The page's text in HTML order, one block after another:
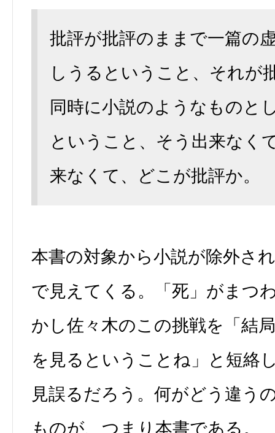
批評が批評のままで一篇の
しうるということ、それが
同時に小説のようなものと
ということ、そう出来なく
来なくて、どこが批評か。
本書の対象から小説が除外さ
で見えてくる。「死」がまつ
かし佐々木のこの挑戦を「結
を見るということね」と短絡
見誤るだろう。何がどう違う
ものが、つまり本書である。